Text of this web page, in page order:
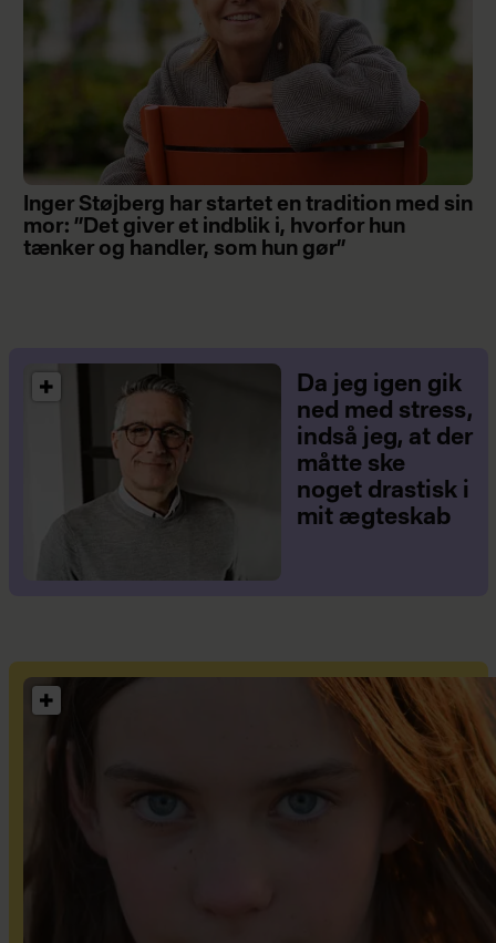
Inger Støjberg har startet en tradition med sin
mor: ”Det giver et indblik i, hvorfor hun
tænker og handler, som hun gør”
Da jeg igen gik
ned med stress,
indså jeg, at der
måtte ske
noget drastisk i
mit ægteskab